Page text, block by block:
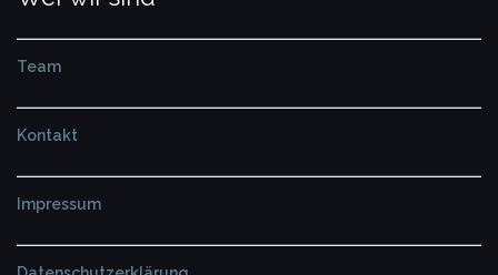
Team
Kontakt
Impressum